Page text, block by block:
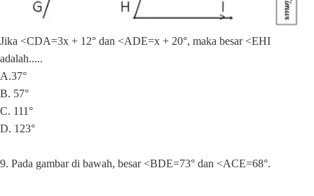
Jika <CDA=3x + 12° dan <ADE=x + 20°, maka besar <EHI
adalah.....
A.37°
B. 57°
C. 111°
D. 123°
9. Pada gambar di bawah, besar <BDE=73° dan <ACE=68°.